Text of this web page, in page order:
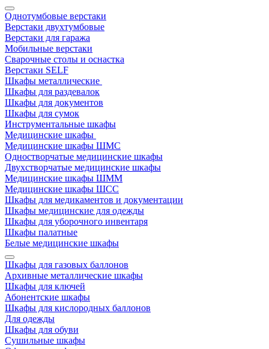
Однотумбовые верстаки
Верстаки двухтумбовые
Верстаки для гаража
Мобильные верстаки
Сварочные столы и оснастка
Верстаки SELF
Шкафы металлические
Шкафы для раздевалок
Шкафы для документов
Шкафы для сумок
Инструментальные шкафы
Медицинские шкафы
Медицинские шкафы ШМС
Одностворчатые медицинские шкафы
Двухстворчатые медицинские шкафы
Медицинские шкафы ШММ
Медицинские шкафы ШСС
Шкафы для медикаментов и документации
Шкафы медицинские для одежды
Шкафы для уборочного инвентаря
Шкафы палатные
Белые медицинские шкафы
Шкафы для газовых баллонов
Архивные металлические шкафы
Шкафы для ключей
Абонентские шкафы
Шкафы для кислородных баллонов
Для одежды
Шкафы для обуви
Сушильные шкафы